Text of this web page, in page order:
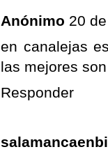
Anónimo 20
en canalejas
las mejores
Responder